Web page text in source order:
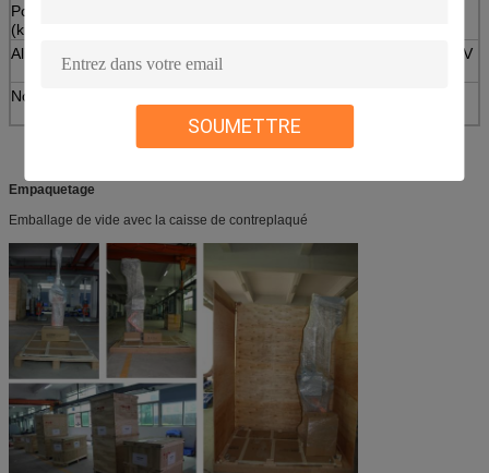
SOUMETTRE
Poids de machine
(kilogramme)
Alimentation d'énergie
Air comprimé 0.5~0.7Mpa d'AC220V
Normes
Empaquetage
Emballage de vide avec la caisse de contreplaqué